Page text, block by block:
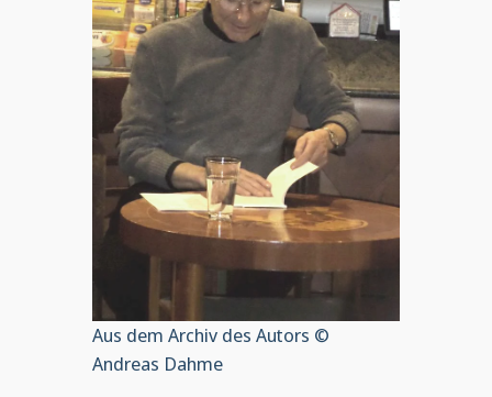
Aus dem Archiv des Autors ©
Andreas Dahme